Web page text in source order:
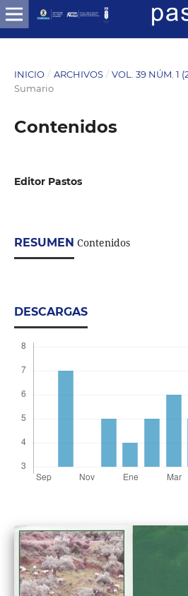
INICIO / ARCHIVOS / VOL. 39 NÚM. 1
Sumario
Contenidos
Editor Pastos
RESUMEN Contenidos
DESCARGAS